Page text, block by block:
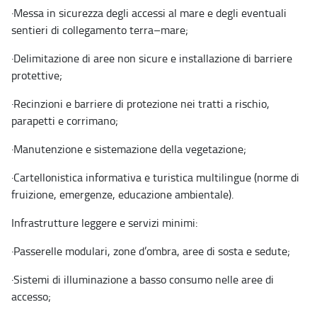
·Messa in sicurezza degli accessi al mare e degli eventuali
sentieri di collegamento terra–mare;
·Delimitazione di aree non sicure e installazione di barriere
protettive;
·Recinzioni e barriere di protezione nei tratti a rischio,
parapetti e corrimano;
·Manutenzione e sistemazione della vegetazione;
·Cartellonistica informativa e turistica multilingue (norme di
fruizione, emergenze, educazione ambientale).
Infrastrutture leggere e servizi minimi:
·Passerelle modulari, zone d’ombra, aree di sosta e sedute;
·Sistemi di illuminazione a basso consumo nelle aree di
accesso;